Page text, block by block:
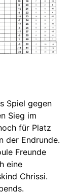
Spiel gegen
Sieg im
für Platz
der Endrunde.
Freunde
eine
Chrissi.